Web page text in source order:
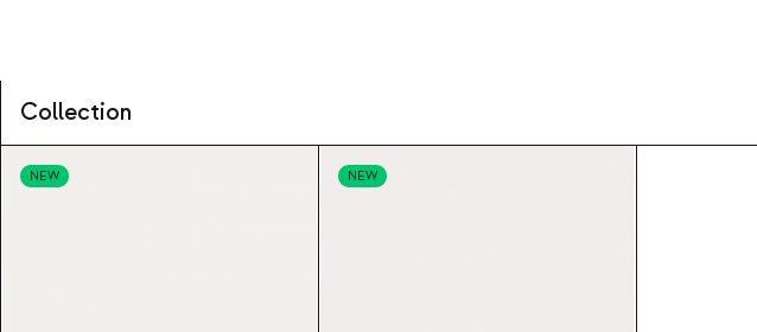
Collection
NEW NEW